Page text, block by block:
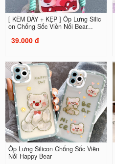
[ KÈM DÂY + KẸP ] Ốp Lưng Silic
on Chống Sốc Viền Nổi Bear...
39.000 đ
Ốp Lưng Silicon Chống Sốc Viền
Nổi Happy Bear